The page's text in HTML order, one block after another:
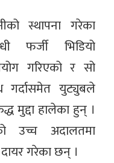
स्थापना गरेका
फर्जी भिडियो
गरिएको र सो
गर्दासमेत युट्युबले
मुद्दा हालेका हुन् ।
उच्च अदालतमा
गरेका छन् ।